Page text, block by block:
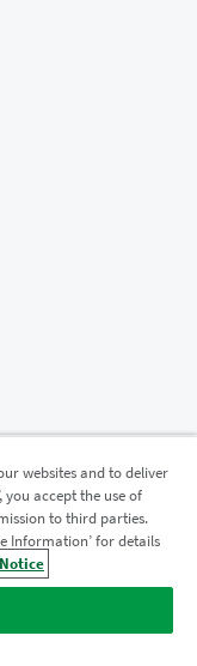
法律条规
websites and to deliver
you accept the use of
to third parties.
Information’ for details